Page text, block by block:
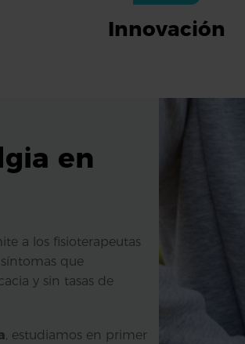
Innovación
en
a los fisioterapeutas
que
y sin tasas de
, estudiamos en primer